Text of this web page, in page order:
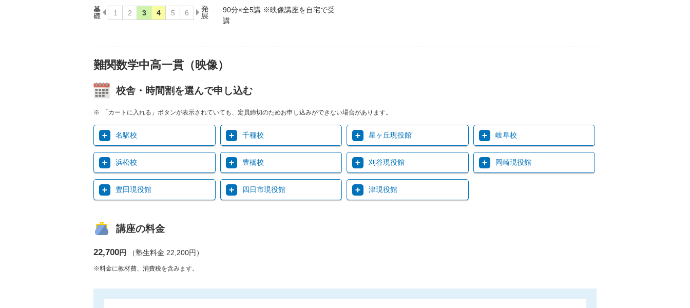
90分×全5講 ※映像講座を自宅で受
講
難関数学中高一貫（映像）
校舎・時間割を選んで申し込む
「カートに入れる」ボタンが表示されていても、定員締切のためお申し込みができない場合があります。
名駅校 千種校 星ヶ丘現役館 岐阜校
浜松校 豊橋校 刈谷現役館 岡崎現役館
豊田現役館 四日市現役館 津現役館
講座の料金
22,700円 （塾生料金 22,200円）
※料金に教材費、消費税を含みます。